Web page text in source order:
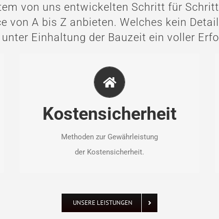
von uns entwickelten Schritt für
von A bis Z anbieten. Welches kein
Einhaltung der Bauzeit ein voller
Kostensicherheit
Methoden zur Gewährleistung
der Kostensicherheit.
KOSTENSICHERHEIT
Sie erhalten die volle Kostenkontrolle sowie
Einblick in die Termintreue in allen Bauvorhaben
– zu jedem Zeitpunkt.
UNSERE LEISTUNGEN